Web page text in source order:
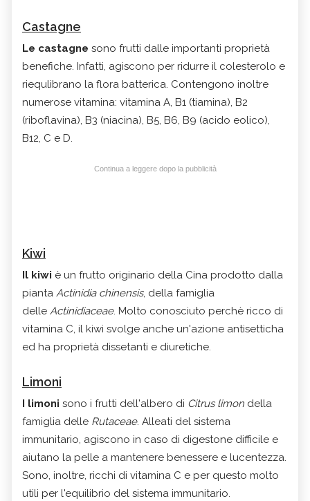
Castagne
Le castagne sono frutti dalle importanti proprietà
benefiche. Infatti, agiscono per ridurre il colesterolo e
riequlibrano la flora batterica. Contengono inoltre
numerose vitamina: vitamina A, B1 (tiamina), B2
(riboflavina), B3 (niacina), B5, B6, B9 (acido eolico),
B12, C e D.
Continua a leggere dopo la pubblicità
Kiwi
Il kiwi è un frutto originario della Cina prodotto dalla
pianta Actinidia chinensis, della famiglia
delle Actinidiaceae. Molto conosciuto perchè ricco di
vitamina C, il kiwi svolge anche un'azione antisetticha
ed ha proprietà dissetanti e diuretiche.
Limoni
I limoni sono i frutti dell'albero di Citrus limon della
famiglia delle Rutaceae. Alleati del sistema
immunitario, agiscono in caso di digestone difficile e
aiutano la pelle a mantenere benessere e lucentezza.
Sono, inoltre, ricchi di vitamina C e per questo molto
utili per l'equilibrio del sistema immunitario.